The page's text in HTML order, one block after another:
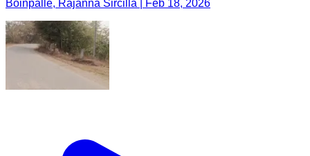
Boinpalle, Rajanna Sircilla | Feb 18, 2026